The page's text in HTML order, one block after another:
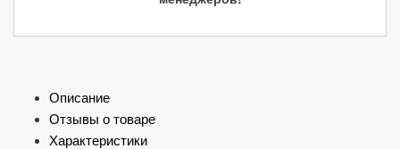
Описание
Отзывы о товаре
Характеристики